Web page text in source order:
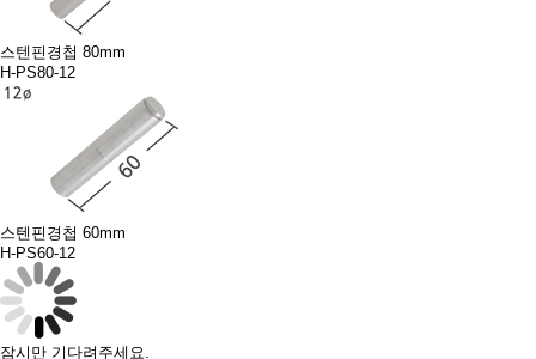
스텐핀경첩 80mm
H-PS80-12
스텐핀경첩 60mm
H-PS60-12
잠시만 기다려주세요.